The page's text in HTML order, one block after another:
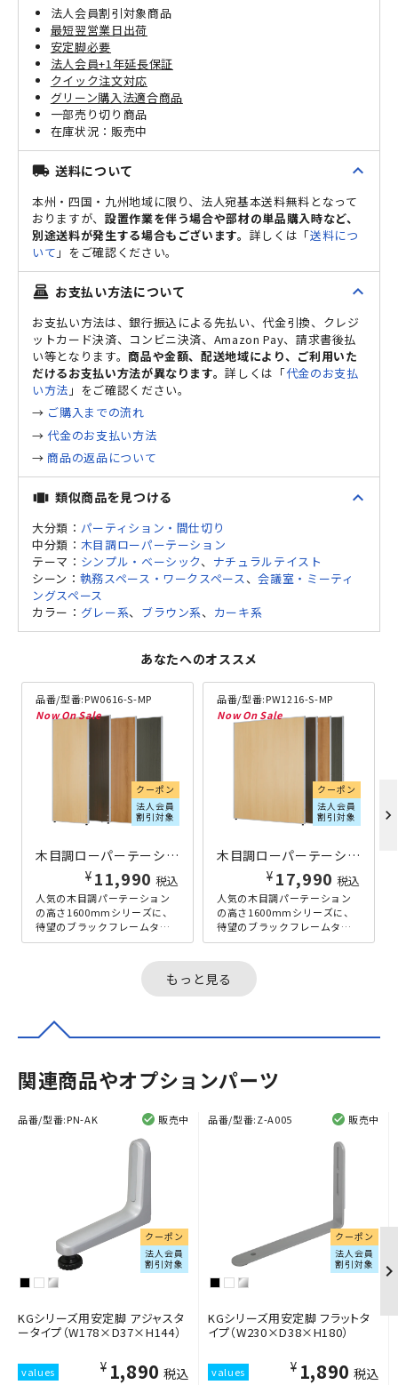
法人会員割引対象商品
最短翌営業日出荷
安定脚必要
法人会員+1年延長保証
クイック注文対応
グリーン購入法適合商品
一部売り切り商品
販売中
local_shipping 送料について expand_less
本州・四国・九州地域に限り、法人宛基本送料無料となって
おりますが、 設置作業を伴う場合や部材の単品購入時など、
別途送料が発生する場合もございます。 詳しくは「送料につ
いて 」をご確認ください。
point_of_sale お支払い方法について expand_less
お支払い方法は、銀行振込による先払い、代金引換、クレジ
ットカード決済、コンビニ決済、Amazon Pay、請求書後払
い等となります。商品や金額、配送地域により、ご利用いた
だけるお支払い方法が異なります。詳しくは「代金のお支払
い方法 」をご確認ください。
→ ご購入までの流れ
→代金のお支払い方法
→ 商品の返品について
view_carousel 類似商品を見つける expand_less
大分類： パーティション・間仕切り
中分類： 木目調ローパーテーション
テーマ： シンプル・ベーシック、 ナチュラルテイスト
シーン： 執務スペース・ワークスペース、会議室・ミーティ
ングスペース
カラー： グレー系、 ブラウン系、 カーキ系
あなたへのオススメ
品番/型番:PW0616-S-MP
クーポン
法人会員
割引対象
木目調ローパーテーション KGシリーズ H1600×W600 メープル
¥ 11,990 税込
人気の木目調パーテーション
の高さ1600mmシリーズに、
待望のブラックフレームタイ
プが新登場。自然な風合いが
品番/型番:PW1216-S-MP
クーポン
法人会員
割引対象
木目調ローパーテーション KGシリーズ H1600×W1200 メープル
¥ 17,990 税込
人気の木目調パーテーション
の高さ1600mmシリーズに、
待望のブラックフレームタイ
プが新登場。自然な風合いが
木目調...
chevron_right
もっと見る
関連商品やオプションパーツ
品番/型番:PN-AK 販売中
クーポン
法人会員
割引対象
KGシリーズ用安定脚 アジャスタ
ータイプ（W178×D37×H144）
¥1,890 税込
品番/型番:Z-A005 販売中
クーポン
法人会員
割引対象
KGシリーズ用安定脚 フラットタ
イプ（W230×D38×H180）
¥1,890 税込